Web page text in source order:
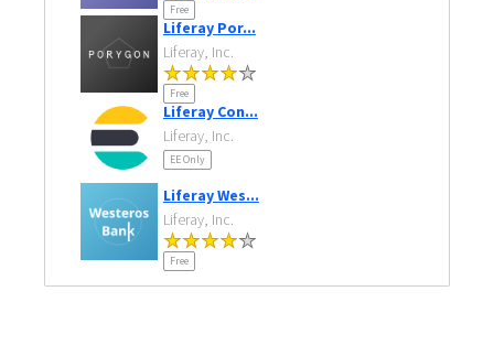
Free
Liferay Por...
Liferay, Inc.
Free
Liferay Con...
Liferay, Inc.
EE Only
Liferay Wes...
Liferay, Inc.
Free